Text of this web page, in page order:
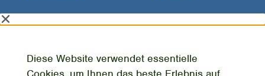
Diese Website verwendet essentielle